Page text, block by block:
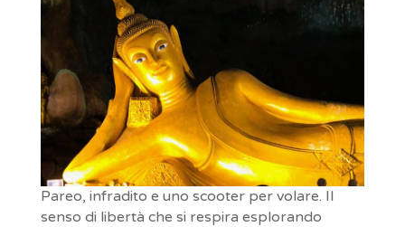
Pareo, infradito e uno scooter per volare. Il
senso di libertà che si respira esplorando